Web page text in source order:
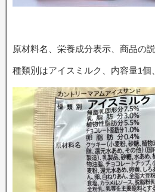
原材料名、栄養成分表示、商品の説
種類別はアイスミルク、内容量1個